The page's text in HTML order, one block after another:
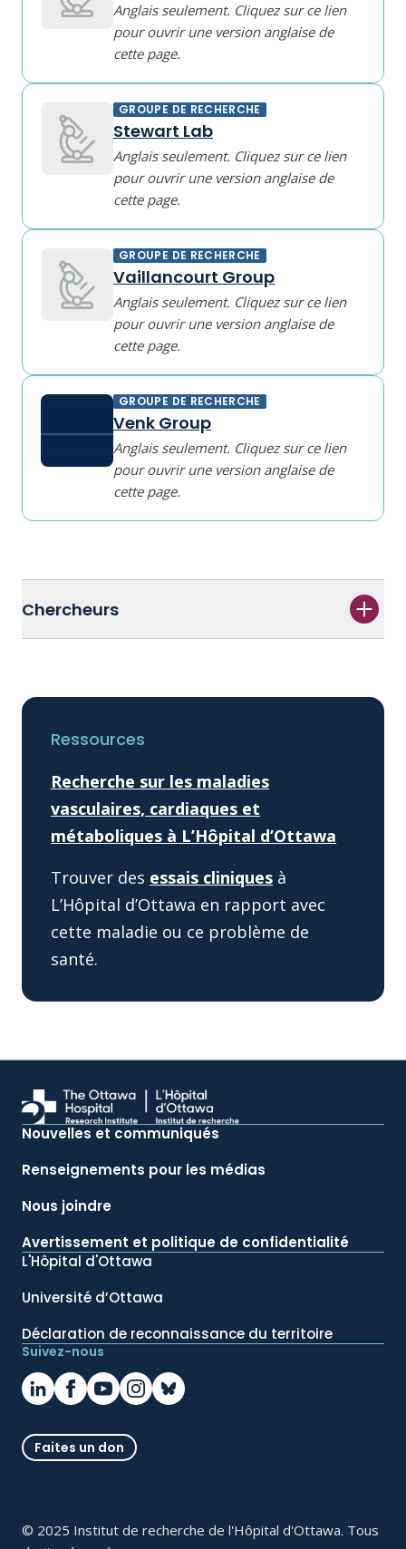
Anglais seulement. Cliquez sur ce lien
pour ouvrir une version anglaise de
cette page.
GROUPE DE RECHERCHE
Stewart Lab
Anglais seulement. Cliquez sur ce lien
pour ouvrir une version anglaise de
cette page.
GROUPE DE RECHERCHE
Vaillancourt Group
Anglais seulement. Cliquez sur ce lien
pour ouvrir une version anglaise de
cette page.
GROUPE DE RECHERCHE
Venk Group
Anglais seulement. Cliquez sur ce lien
pour ouvrir une version anglaise de
cette page.
Chercheurs
Ressources
Recherche sur les maladies
vasculaires, cardiaques et
métaboliques à L’Hôpital d’Ottawa
Trouver des essais cliniques à
L’Hôpital d’Ottawa en rapport avec
cette maladie ou ce problème de
santé.
Nouvelles et communiqués
Renseignements pour les médias
Nous joindre
Avertissement et politique de confidentialité
L'Hôpital d'Ottawa
Université d’Ottawa
Déclaration de reconnaissance du territoire
Suivez-nous
Faites un don
© 2025 Institut de recherche de l'Hôpital d'Ottawa. Tous